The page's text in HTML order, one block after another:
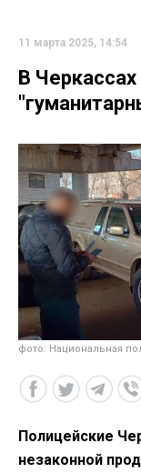
11 марта 2025, 14:54
В
фото: Национальная
Полицейские
незаконной